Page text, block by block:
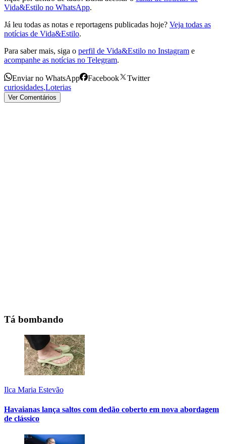
Vida&Estilo no WhatsApp.
Já leu todas as notas e reportagens publicadas hoje? Veja todas as
notícias de Vida&Estilo.
Para saber mais, siga o perfil de Vida&Estilo no Instagram e
acompanhe as notícias no Telegram.
Enviar no WhatsApp Facebook
Twitter
curiosidades,Loterias
Ver Comentários
Tá bombando
Ilca Maria Estevão
Havaianas lança saltos com dedão coberto em nova abordagem
de clássico